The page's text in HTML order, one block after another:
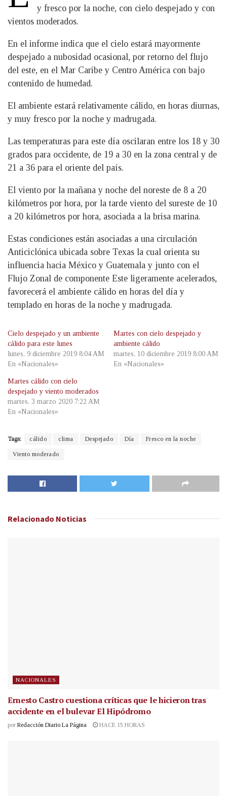
y fresco por la noche, con cielo despejado y con
vientos moderados.
En el informe indica que el cielo estará mayormente
despejado a nubosidad ocasional, por retorno del flujo
del este, en el Mar Caribe y Centro América con bajo
contenido de humedad.
El ambiente estará relativamente cálido, en horas diurnas,
y muy fresco por la noche y madrugada.
Las temperaturas para este día oscilaran entre los 18 y 30
grados para occidente, de 19 a 30 en la zona central y de
21 a 36 para el oriente del país.
El viento por la mañana y noche del noreste de 8 a 20
kilómetros por hora, por la tarde viento del sureste de 10
a 20 kilómetros por hora, asociada a la brisa marina.
Estas condiciones están asociadas a una circulación
Anticiclónica ubicada sobre Texas la cual orienta su
influencia hacia México y Guatemala y junto con el
Flujo Zonal de componente Este ligeramente acelerados,
favorecerá el ambiente cálido en horas del día y
templado en horas de la noche y madrugada.
Cielo despejado y un ambiente
cálido para este lunes
lunes, 9 diciembre 2019 8:04 AM
En «Nacionales»
Martes con cielo despejado y
ambiente cálido
martes, 10 diciembre 2019 8:00 AM
En «Nacionales»
Martes cálido con cielo
despejado y viento moderados
martes, 3 marzo 2020 7:22 AM
En «Nacionales»
Tags: cálido clima Despejado Día Fresco en la noche
Viento moderado
Relacionado Noticias
NACIONALES
Ernesto Castro cuestiona críticas que le hicieron tras
accidente en el bulevar El Hipódromo
por Redacción Diario La Página HACE 15 HORAS